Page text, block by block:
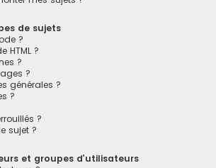
de sujets
?
HTML ?
?
?
générales ?
?
?
sujet ?
et groupes d’utilisateurs